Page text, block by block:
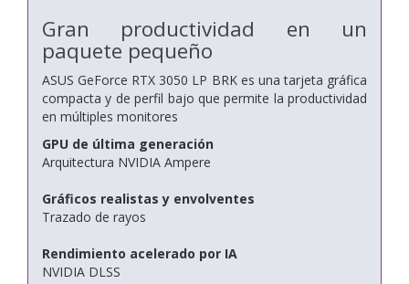
Gran productividad en un
paquete pequeño
ASUS GeForce RTX 3050 LP BRK es una tarjeta gráfica
compacta y de perfil bajo que permite la productividad
en múltiples monitores
GPU de última generación
Arquitectura NVIDIA Ampere
Gráficos realistas y envolventes
Trazado de rayos
Rendimiento acelerado por IA
NVIDIA DLSS